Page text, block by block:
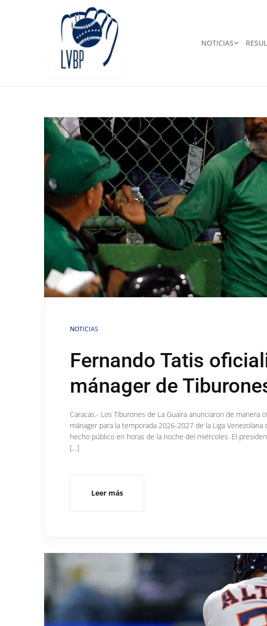
NOTICIAS
NOTICIAS
Fernando Tatis
mánager de
Caracas.- Los Tiburones de La Guaira anunciaron de
mánager para la temporada 2026-2027 de la Liga
hecho público en horas de la noche del miércoles. El
[…]
Leer más